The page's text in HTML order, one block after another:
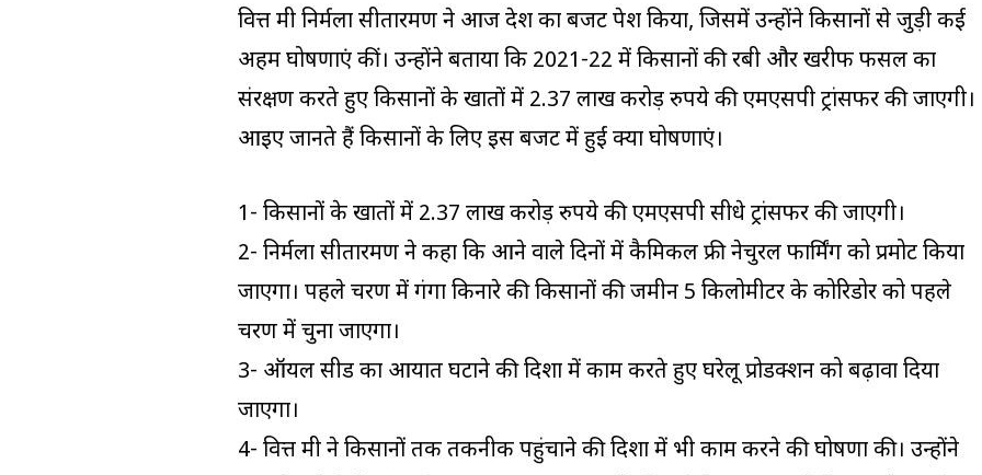
वित्त मंत्री निर्मला सीतारमण ने आज देश का बजट पेश किया, जिसमें उन्होंने किसानों से जुड़ी कई
अहम घोषणाएं कीं। उन्होंने बताया कि 2021-22 में किसानों की रबी और खरीफ फसल का
संरक्षण करते हुए किसानों के खातों में 2.37 लाख करोड़ रुपये की एमएसपी ट्रांसफर की जाएगी।
आइए जानते हैं किसानों के लिए इस बजट में हुईं क्या घोषणाएं।
1- किसानों के खातों में 2.37 लाख करोड़ रुपये की एमएसपी सीधे ट्रांसफर की जाएगी।
2- निर्मला सीतारमण ने कहा कि आने वाले दिनों में कैमिकल फ्री नेचुरल फार्मिंग को प्रमोट किया
जाएगा। पहले चरण में गंगा किनारे की किसानों की जमीन 5 किलोमीटर के कोरिडोर को पहले
चरण में चुना जाएगा।
3- ऑयल सीड का आयात घटाने की दिशा में काम करते हुए घरेलू प्रोडक्शन को बढ़ावा दिया
जाएगा।
4- वित्त मंत्री ने किसानों तक तकनीक पहुंचाने की दिशा में भी काम करने की घोषणा की। उन्होंने